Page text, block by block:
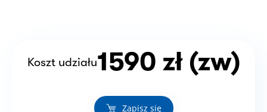
Koszt udziału1590 zł (zw)
Zapisz się